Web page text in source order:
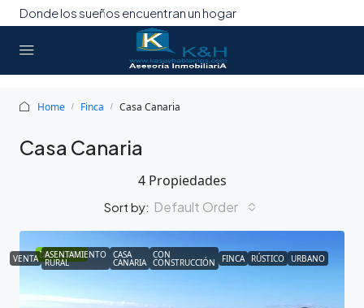
Donde los sueños encuentran un hogar
Home Finca Casa Canaria
Casa Canaria
4 Propiedades
Sort by: Default Order
DESTACADO
VENTA ASENTAMIENTO
RURAL
CASA
CANARIA
CON
CONSTRUCCIÓN FINCA RÚSTICO URBANO